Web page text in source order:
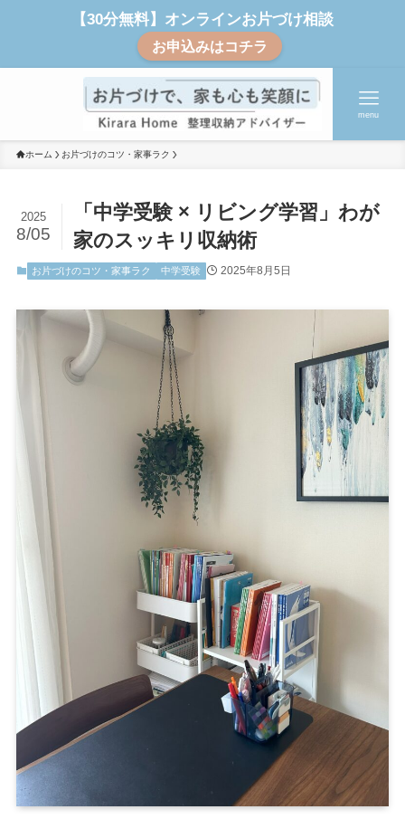
【30分無料】オンラインお片づけ相談
お申込みはコチラ
menu
ホーム お片づけのコツ・家事ラク
「中学受験 × リビング学習」わが
家のスッキリ収納術
2025
8/05
お片づけのコツ・家事ラク 中学受験 2025年8月5日